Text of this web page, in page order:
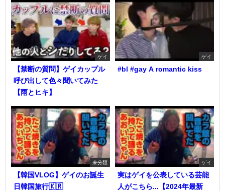
ゲイ
【禁断の質問】ゲイカップル
呼び出して色々聞いてみた
【雨とヒキ】
ゲイ
#bl #gay A romantic kiss
未分類
【韓国VLOG】ゲイのお誕生
日韓国旅行🇰🇷
ゲイ
実はゲイを公表している芸能
人がこちら...【2024年最新